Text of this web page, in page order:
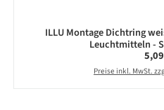
ILLU Montage Dichtring
Leuchtmitteln -
Preise inkl. MwSt.